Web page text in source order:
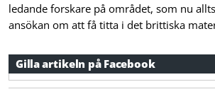
Gilla artikeln på Facebook
ledande forskare på området, som nu
ansökan om att få titta i det brittiska